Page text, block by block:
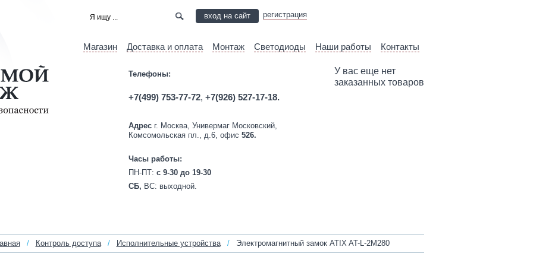
вход на сайт регистрация
Магазин Доставка и оплата Монтаж Светодиоды Наши работы Контакты
У вас еще нет
заказанных товаров
Телефоны:
+7(499) 753-77-72, +7(926) 527-17-18.
Адресг. Москва, Универмаг Московский,
Комсомольская пл., д.6, офис 526.
Часы работы:
ПН-ПТ: c 9-30 до 19-30
СБ, ВС: выходной.
/ Контроль доступа / Исполнительные устройства / Электромагнитный замок ATIX AT-L-2M280